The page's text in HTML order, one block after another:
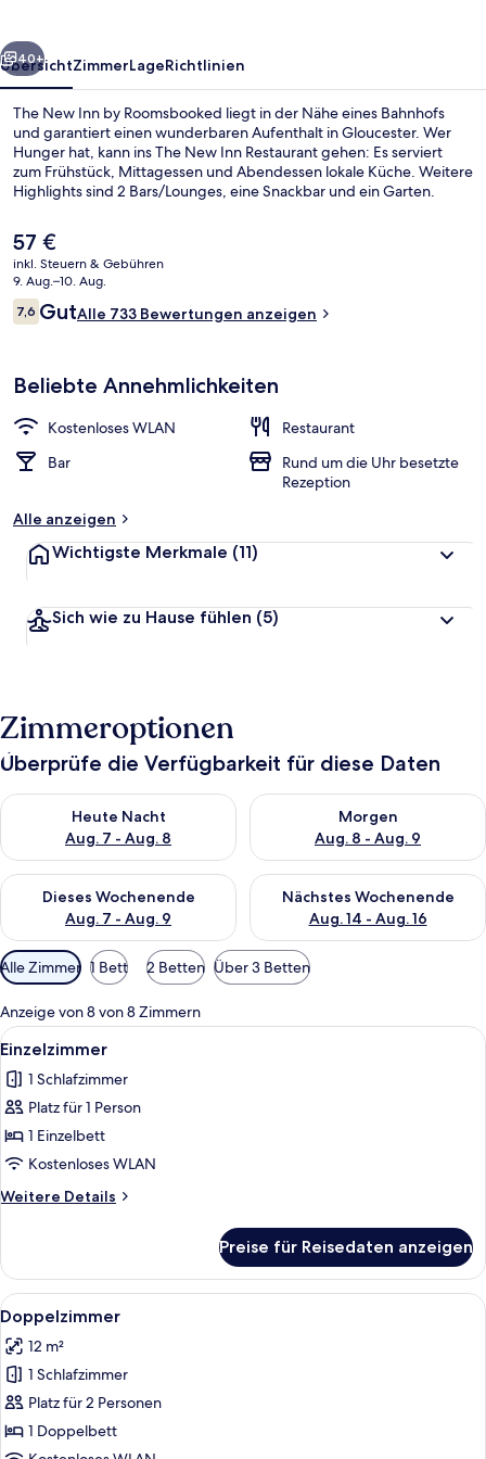
Weiter
40+
ÜbersichtZimmerLageRichtlinien
The New Inn by Roomsbooked liegt in der Nähe eines Bahnhofs
und garantiert einen wunderbaren Aufenthalt in Gloucester. Wer
Hunger hat, kann ins The New Inn Restaurant gehen: Es serviert
zum Frühstück, Mittagessen und Abendessen lokale Küche. Weitere
Highlights sind 2 Bars/Lounges, eine Snackbar und ein Garten.
berichten.
Der
aktuelle
Preis
beträgt
57 €.
57 €
inkl. Steuern & Gebühren
9. Aug.–10. Aug.
Bewertungen
7,67,6 von 10.
GutAlle 733 Bewertungen anzeigen
Beliebte Annehmlichkeiten
Kostenloses WLAN
Restaurant
Bar
Rund um die Uhr besetzte
Rezeption
Alle anzeigen
Wichtigste Merkmale (11)
Sich wie zu Hause fühlen (5)
Zimmeroptionen
Überprüfe die Verfügbarkeit für diese Daten
Heute Nacht
Aug. 7 - Aug. 8
Überprüfe die Verfügbarkeit für heute Nacht, Aug. 7 - Aug. 8.
Morgen
Aug. 8 - Aug. 9
Überprüfe die Verfügbarkeit
Dieses Wochenende
Aug. 7 - Aug. 9
Überprüfe die Verfügbarkeit für dieses Wochenende, Aug. 7
Nächstes Wochenende
Aug. 14 - Aug. 16
Überprüfe die Verfügbarkeit
Verfügbare
Filter
für
Zimmer
Alle Zimmer 1 Bett 2 Betten Über 3 Betten
Anzeige von 8 von 8 Zimmern
Alle
Fotos
für
Einzelzimmer
anzeigen
Schreibtisch, Bügeleisen/Bügelbrett,
7
Einzelzimmer
1 Schlafzimmer
Platz für 1 Person
1 Einzelbett
Kostenloses WLAN
Weitere Details
Weitere
Preise für Reisedaten anzeigen
Alle
Fotos
für
Doppelzimmer
anzeigen
Ein ordentlich bezogenes Bett mit
9
Doppelzimmer
12 m²
1 Schlafzimmer
Platz für 2 Personen
1 Doppelbett